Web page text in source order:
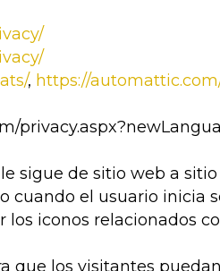
, https://
sigue de sitio web a
el usuario inicia
iconos relacionados
que los visitantes